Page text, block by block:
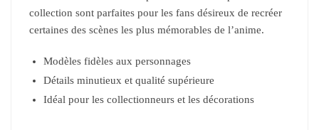
collection sont parfaites pour les fans désireux de recréer
certaines des scènes les plus mémorables de l’anime.
Modèles fidèles aux personnages
Détails minutieux et qualité supérieure
Idéal pour les collectionneurs et les décorations